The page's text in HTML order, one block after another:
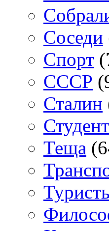
Соседи
Спорт
СССР
Сталин
Теща